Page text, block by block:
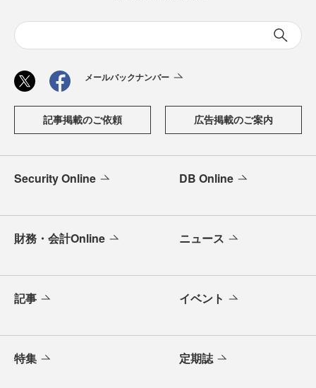
メールバックナンバー
記事掲載のご依頼 広告掲載のご案内
Security Online DB Online
財務・会計Online ニュース
記事 イベント
特集 定期誌